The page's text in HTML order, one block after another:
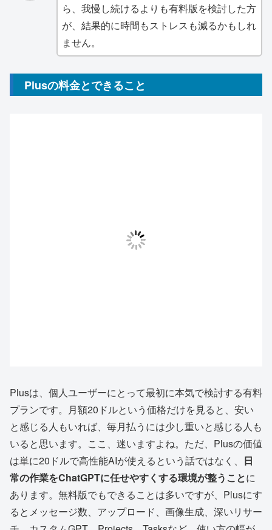
ら、我慢し続けるよりも有料版を検討した方
が、結果的に時間もストレスも減るかもしれ
ません。
Plusの料金とできること
Plusは、個人ユーザーにとって最初に本気で検討する有料
プランです。月額20ドルという価格だけを見ると、安い
と感じる人もいれば、毎月払うには少し重いと感じる人も
いると思います。ここ、迷いますよね。ただ、Plusの価値
は単に20ドルで高性能AIが使えるという話ではなく、 日
常の作業をChatGPTに任せやすくする環境が整うことに
あります。無料版でもできることは多いですが、Plusにす
るとメッセージ数、アップロード、画像生成、深いリサー